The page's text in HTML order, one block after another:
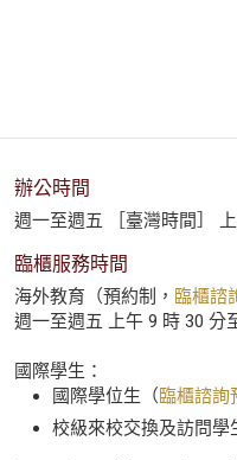
辦公時間
週一至週五 ［臺灣時間］
臨櫃服務時間
海外教育（預約制， 臨櫃諮
週一至週五 上午 9 時 30 分
國際學生：
國際學位生（臨櫃諮詢
校級來校交換及訪問學